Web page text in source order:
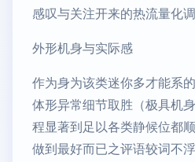
感叹与关注开来的热流量化调
外形机身与实际感
作为身为该类迷你多才能系
体形异常细节取胜（极具机
程显著到足以各类静候位都
做到最好而已之评语较词不